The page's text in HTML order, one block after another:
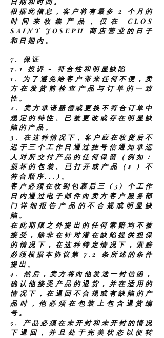
根据此信息，客户将有最多 2 个月的
时间来收集产品，仅在 CLOS
SAINT JOSEPH 商店营业的日子
和日期内。
7. 保证
7.1 投诉 - 符合性和明显缺陷
1.
为了避免给客户带来任何不便，卖
方在发货前检查产品与订单的一致
性。
2.
卖方承诺赔偿或更换不符合订单中
规定的特性、已被更改或存在明显缺
陷的产品。
3.
在这种情况下，客户应在收货后不
迟于三个工作日通过挂号信通知承运
人对所交付产品的任何保留（例如：
损坏的包装、已打开或产品（s ) 不
符合顺序...)。
客户必须在收到包裹后三 (3) 个工作
日内通过电子邮件向卖方客户服务部
门详细报告产品的不合规或明显缺
陷。
在此期限之外提出的任何索赔均不被
接受，除非在针对潜在缺陷提供担保
的情况下，在这种特定情况下，索赔
必须根据本协议第 7.2 条所述的条件
提出。
4.
然后，卖方将向他发送一封信函，
确认他接受产品的退货，并在适用的
情况下，在退回不合规或有缺陷的产
品时，他必须在包装上包含退货编
号。
5.
产品必须在未开封和未开封的情况
下退回，并且处于完美状态以便转